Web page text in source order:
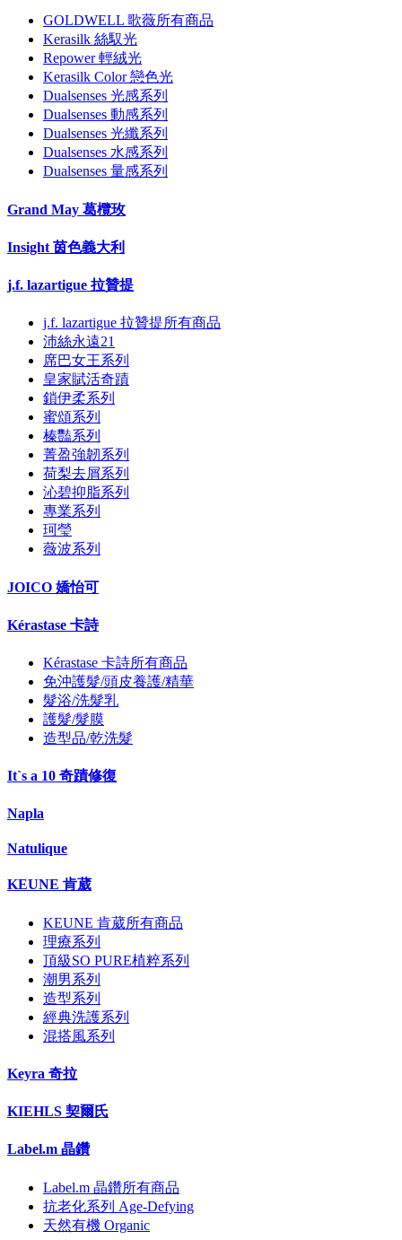
GOLDWELL 歌薇所有商品
Kerasilk 絲馭光
Repower 輕絨光
Kerasilk Color 戀色光
Dualsenses 光感系列
Dualsenses 動感系列
Dualsenses 光纖系列
Dualsenses 水感系列
Dualsenses 量感系列
Grand May 葛欖玫
Insight 茵色義大利
j.f. lazartigue 拉贊提
j.f. lazartigue 拉贊提所有商品
沛絲永遠21
席巴女王系列
皇家賦活奇蹟
鎖伊柔系列
蜜頌系列
榛豔系列
菁盈強韌系列
荷梨去屑系列
沁碧抑脂系列
專業系列
珂瑩
薇波系列
JOICO 嬌怡可
Kérastase 卡詩
Kérastase 卡詩所有商品
免沖護髮/頭皮養護/精華
髮浴/洗髮乳
護髮/髮膜
造型品/乾洗髮
It`s a 10 奇蹟修復
Napla
Natulique
KEUNE 肯葳
KEUNE 肯葳所有商品
理療系列
頂級SO PURE植粹系列
潮男系列
造型系列
經典洗護系列
混搭風系列
Keyra 奇拉
KIEHLS 契爾氏
Label.m 晶鑽
Label.m 晶鑽所有商品
抗老化系列 Age-Defying
天然有機 Organic